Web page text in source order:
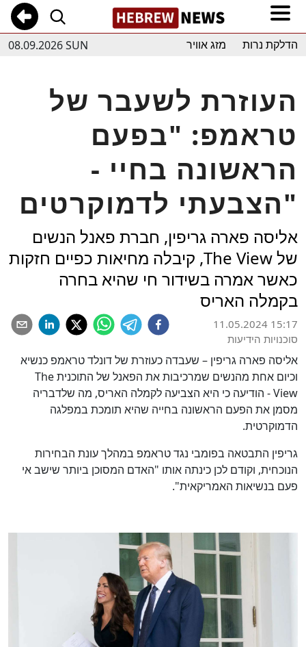
08.09.2026 SUN הדלקת נרות מזג אוויר
העוזרת לשעבר של
טראמפ: "בפעם
הראשונה בחיי -
הצבעתי לדמוקרטים"
אליסה פארה גריפין, חברת פאנל הנשים
של The View, קיבלה מחיאות כפיים חזקות
כאשר אמרה בשידור חי שהיא בחרה
בקמלה האריס
11.05.2024 15:17
סוכנויות הידיעות
אליסה פארה גריפין – שעבדה כעוזרת של דונלד טראמפ כנשיא
וכיום אחת מהנשים שמרכיבות את הפאנל של התוכנית The
View - הודיעה כי היא הצביעה לקמלה האריס, מה שלדבריה
מסמן את הפעם הראשונה בחייה שהיא תומכת במפלגה
הדמוקרטית.
גריפין התבטאה בפומבי נגד טראמפ במהלך עונת הבחירות
הנוכחית, וקודם לכן כינתה אותו "האדם המסוכן ביותר שישב אי
פעם בנשיאות האמריקאית".